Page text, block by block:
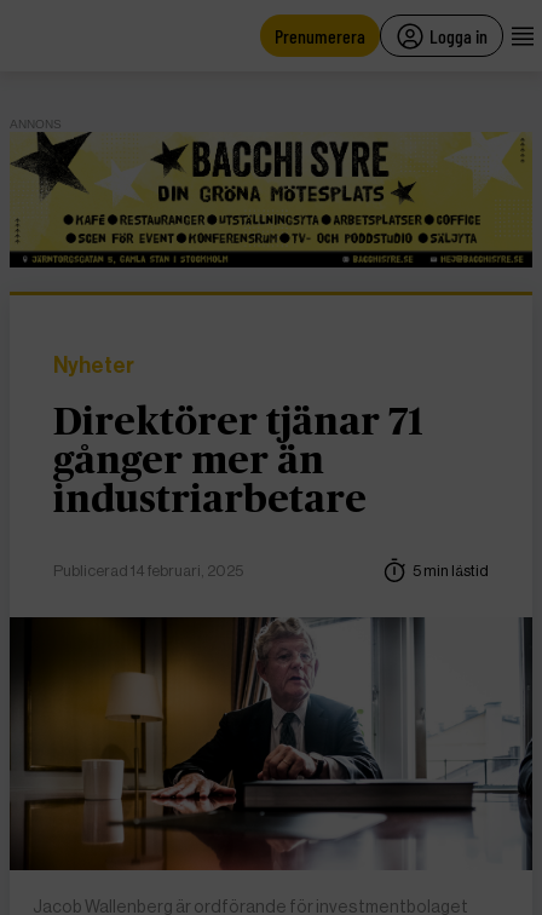
Prenumerera Logga in
ANNONS
Nyheter
Direktörer tjänar 71
gånger mer än
industriarbetare
Publicerad 14 februari, 2025 5 min lästid
Jacob Wallenberg är ordförande för investmentbolaget